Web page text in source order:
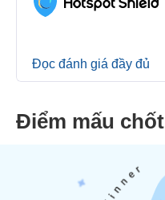
Đọc đánh giá đầy đủ
Điểm mấu chốt